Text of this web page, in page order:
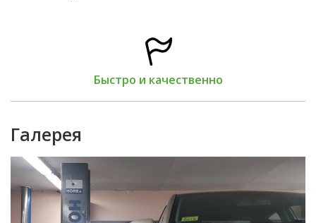
Быстро и качественно
Галерея